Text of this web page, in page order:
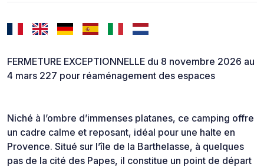
FERMETURE EXCEPTIONNELLE du 8 novembre 2026 au
4 mars 227 pour réaménagement des espaces
Niché à l’ombre d’immenses platanes, ce camping offre
un cadre calme et reposant, idéal pour une halte en
Provence. Situé sur l’île de la Barthelasse, à quelques
pas de la cité des Papes, il constitue un point de départ